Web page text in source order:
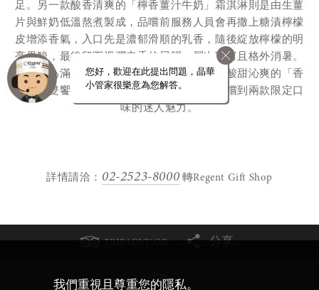
足。另一款酸香清爽的「檸香薑汁牛奶」霜淇淋則是由生薑
片與鮮奶低溫熬煮製成，品嚐前服務人員會再撒上糖漬檸檬
皮增添香氣，入口先是濃郁滑順的乳香，隨後綻放檸檬的明
亮果酸，最後留下溫潤辛香的尾韻，層次豐富且格外消暑。
此外，為滿足消費者的多元喜好，現場亦有酸甜沁爽的「香
芒沁檸雙饗」霜淇淋可供選擇，讓賓客一次嚐到兩款限定口
味的迷人魅力。
詳情請洽： 02-2523-8000 轉Regent Gift Shop
分享
我們重視且尊重您的隱私。
您好，歡迎在此提出問題，晶華
小管家很樂意為您解答。